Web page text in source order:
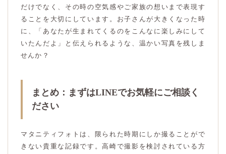
だけでなく、その時の空気感やご家族の想いまで表現す
ることを大切にしています。お子さんが大きくなった時
に、「あなたが生まれてくるのをこんなに楽しみにして
いたんだよ」と伝えられるような、温かい写真を残しま
せんか？
まとめ：まずはLINEでお気軽にご相談く
ださい
マタニティフォトは、限られた時期にしか撮ることがで
きない貴重な記録です。高崎で撮影を検討されている方